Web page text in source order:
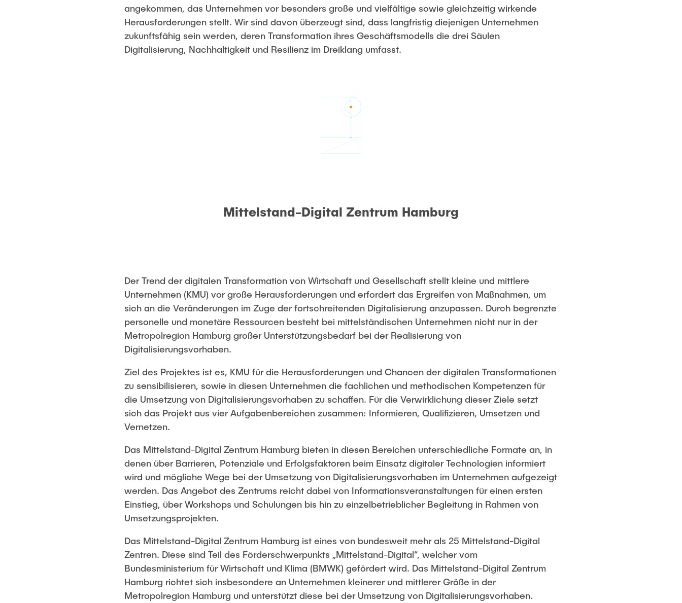
Angewandte
Managementmethoden
angekommen, das Unternehmen vor besonders große und vielfältige sowie gleichzeitig wirkende
Herausforderungen stellt. Wir sind davon überzeugt sind, dass langfristig diejenigen Unternehmen
zukunftsfähig sein werden, deren Transformation ihres Geschäftsmodells die drei Säulen
Digitalisierung, Nachhaltigkeit und Resilienz im Dreiklang umfasst.
Mittelstand-Digital Zentrum Hamburg
Der Trend der digitalen Transformation von Wirtschaft und Gesellschaft stellt kleine und mittlere
Unternehmen (KMU) vor große Herausforderungen und erfordert das Ergreifen von Maßnahmen, um
sich an die Veränderungen im Zuge der fortschreitenden Digitalisierung anzupassen. Durch begrenzte
personelle und monetäre Ressourcen besteht bei mittelständischen Unternehmen nicht nur in der
Metropolregion Hamburg großer Unterstützungsbedarf bei der Realisierung von
Digitalisierungsvorhaben.
Ziel des Projektes ist es, KMU für die Herausforderungen und Chancen der digitalen Transformationen
zu sensibilisieren, sowie in diesen Unternehmen die fachlichen und methodischen Kompetenzen für
die Umsetzung von Digitalisierungsvorhaben zu schaffen. Für die Verwirklichung dieser Ziele setzt
sich das Projekt aus vier Aufgabenbereichen zusammen: Informieren, Qualifizieren, Umsetzen und
Vernetzen.
Das Mittelstand-Digital Zentrum Hamburg bieten in diesen Bereichen unterschiedliche Formate an, in
denen über Barrieren, Potenziale und Erfolgsfaktoren beim Einsatz digitaler Technologien informiert
wird und mögliche Wege bei der Umsetzung von Digitalisierungsvorhaben im Unternehmen aufgezeigt
werden. Das Angebot des Zentrums reicht dabei von Informationsveranstaltungen für einen ersten
Einstieg, über Workshops und Schulungen bis hin zu einzelbetrieblicher Begleitung in Rahmen von
Umsetzungsprojekten.
Das Mittelstand-Digital Zentrum Hamburg ist eines von bundesweit mehr als 25 Mittelstand-Digital
Zentren. Diese sind Teil des Förderschwerpunkts „Mittelstand-Digital“, welcher vom
Bundesministerium für Wirtschaft und Klima (BMWK) gefördert wird. Das Mittelstand-Digital Zentrum
Hamburg richtet sich insbesondere an Unternehmen kleinerer und mittlerer Größe in der
Metropolregion Hamburg und unterstützt diese bei der Umsetzung von Digitalisierungsvorhaben.